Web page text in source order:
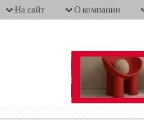
На сайт О компании